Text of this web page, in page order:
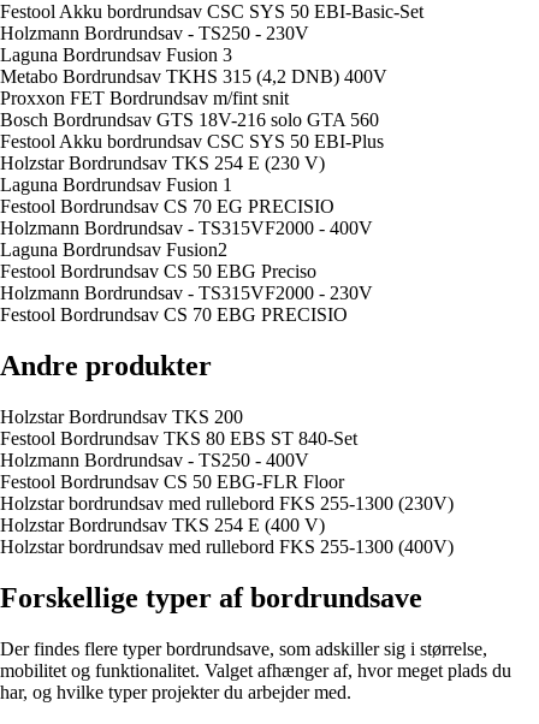
Festool Akku bordrundsav CSC SYS 50 EBI-Basic-Set
Holzmann Bordrundsav - TS250 - 230V
Laguna Bordrundsav Fusion 3
Metabo Bordrundsav TKHS 315 (4,2 DNB) 400V
Proxxon FET Bordrundsav m/fint snit
Bosch Bordrundsav GTS 18V-216 solo GTA 560
Festool Akku bordrundsav CSC SYS 50 EBI-Plus
Holzstar Bordrundsav TKS 254 E (230 V)
Laguna Bordrundsav Fusion 1
Festool Bordrundsav CS 70 EG PRECISIO
Holzmann Bordrundsav - TS315VF2000 - 400V
Laguna Bordrundsav Fusion2
Festool Bordrundsav CS 50 EBG Preciso
Holzmann Bordrundsav - TS315VF2000 - 230V
Festool Bordrundsav CS 70 EBG PRECISIO
Andre produkter
Holzstar Bordrundsav TKS 200
Festool Bordrundsav TKS 80 EBS ST 840-Set
Holzmann Bordrundsav - TS250 - 400V
Festool Bordrundsav CS 50 EBG-FLR Floor
Holzstar bordrundsav med rullebord FKS 255-1300 (230V)
Holzstar Bordrundsav TKS 254 E (400 V)
Holzstar bordrundsav med rullebord FKS 255-1300 (400V)
Forskellige typer af bordrundsave
Der findes flere typer bordrundsave, som adskiller sig i størrelse,
mobilitet og funktionalitet. Valget afhænger af, hvor meget plads du
har, og hvilke typer projekter du arbejder med.